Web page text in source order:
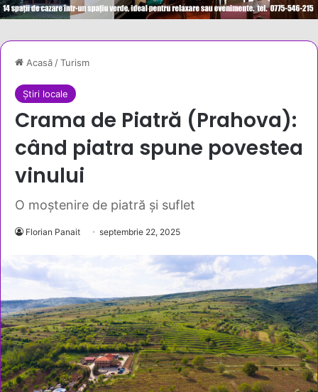
Acasă/Turism
Știri locale
Crama de Piatră (Prahova):
când piatra spune povestea
vinului
O moștenire de piatră și suflet
Florian Panait septembrie 22, 2025